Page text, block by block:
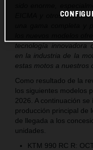
EICMA y otros
tecnología innovadora
en la industria de la
estas motos a nuestros
Como resultado de la
los siguientes modelos
2026. A continuación
producción principal de
de llegada a los
unidades.
KTM 990 RC R: